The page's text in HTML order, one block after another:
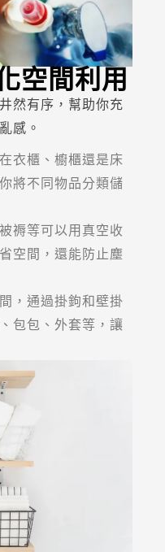
空間利用
然有序，幫助你充
感。
衣櫃、櫥櫃還是床
將不同物品分類儲
褥等可以用真空收
空間，還能防止塵
，通過掛鉤和壁掛
包包、外套等，讓